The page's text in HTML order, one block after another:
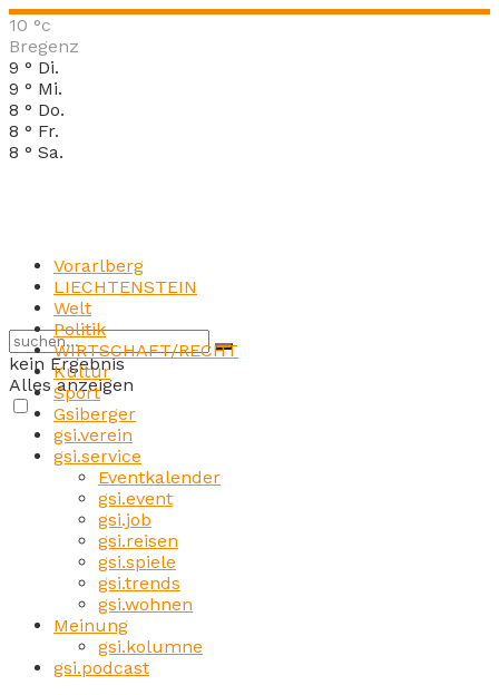
10 °c
Bregenz
9 ° Di.
9 ° Mi.
8 ° Do.
8 ° Fr.
8 ° Sa.
kein Ergebnis
Alles anzeigen
Vorarlberg
LIECHTENSTEIN
Welt
Politik
WIRTSCHAFT/RECHT
Kultur
Sport
Gsiberger
gsi.verein
gsi.service
Eventkalender
gsi.event
gsi.job
gsi.reisen
gsi.spiele
gsi.trends
gsi.wohnen
Meinung
gsi.kolumne
gsi.podcast